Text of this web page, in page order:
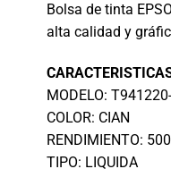
Bolsa de tinta
alta calidad y
MODELO:
COLOR: CIAN
RENDIMIENTO:
TIPO: LIQUIDA